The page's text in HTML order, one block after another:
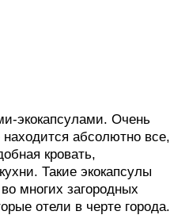
экокапсулами. Очень
абсолютно все,
кровать,
Такие экокапсулы
многих загородных
отели в черте города.